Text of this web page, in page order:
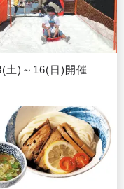
土)～16(日)開催